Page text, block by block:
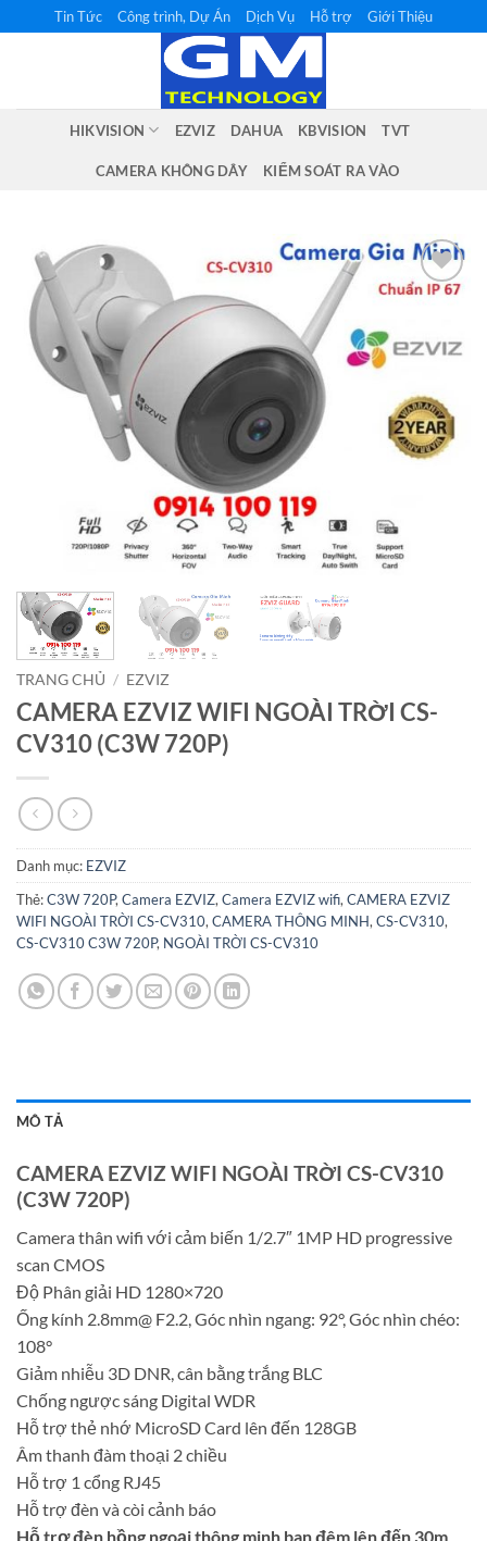
qua
Tin Tức Công trình, Dự Án Dịch Vụ Hỗ trợ Giới Thiệu
HIKVISION EZVIZ DAHUA KBVISION TVT
CAMERA KHÔNG DÂY KIỂM SOÁT RA VÀO
Add to
TRANG CHỦ / EZVIZ
CAMERA EZVIZ WIFI NGOÀI TRỜI CS-
CV310 (C3W 720P)
Danh mục: EZVIZ
Thẻ:C3W 720P,Camera EZVIZ,Camera EZVIZ wifi,CAMERA EZVIZ
WIFI NGOÀI TRỜI CS-CV310,CAMERA THÔNG MINH,CS-CV310,
CS-CV310 C3W 720P, NGOÀI TRỜI CS-CV310
MÔ TẢ
CAMERA EZVIZ WIFI NGOÀI TRỜI CS-CV310
(C3W 720P)
Camera thân wifi với cảm biến 1/2.7″ 1MP HD progressive
scan CMOS
Độ Phân giải HD 1280×720
Ống kính 2.8mm@ F2.2, Góc nhìn ngang: 92°, Góc nhìn chéo:
108°
Giảm nhiễu 3D DNR, cân bằng trắng BLC
Chống ngược sáng Digital WDR
Hỗ trợ thẻ nhớ MicroSD Card lên đến 128GB
Âm thanh đàm thoại 2 chiều
Hỗ trợ 1 cổng RJ45
Hỗ trợ đèn và còi cảnh báo
Hỗ trợ đèn hồng ngoại thông minh ban đêm lên đến 30m